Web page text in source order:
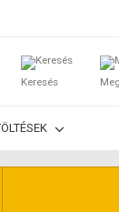
Keresés